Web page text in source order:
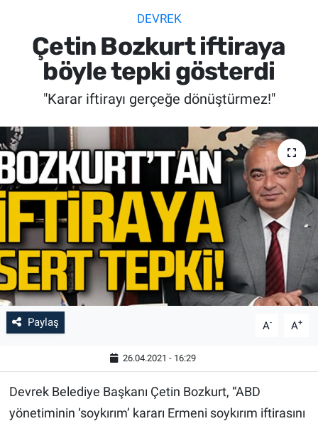
DEVREK
Çetin Bozkurt iftiraya
böyle tepki gösterdi
"Karar iftirayı gerçeğe dönüştürmez!"
Paylaş A- A+
26.04.2021 - 16:29
Devrek Belediye Başkanı Çetin Bozkurt, “ABD
yönetiminin ‘soykırım’ kararı Ermeni soykırım iftirasını
SPOR
SAĞLIK